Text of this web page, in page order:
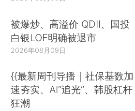
被爆炒、高溢价 QDII、国投
白银LOF明确被退市
2026年08月09日
{{最新周刊导播｜社保基数加
速夯实、AI“追光”、韩股杠杆
狂潮